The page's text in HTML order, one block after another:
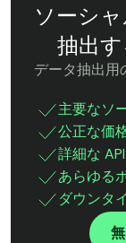
ソーシ
抽出
データ抽出用
主要なソ
公正な価
詳細な
あらゆる
ダウンタ